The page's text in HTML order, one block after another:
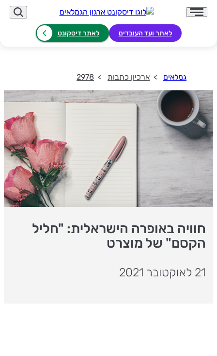
לאתר ועד העובדים לאתר דיסקונט
גמלאים ארכיון כתבות 2978
חוויה באופרה הישראלית: "חליל
הקסם" של מוצרט
21 לאוקטובר 2021